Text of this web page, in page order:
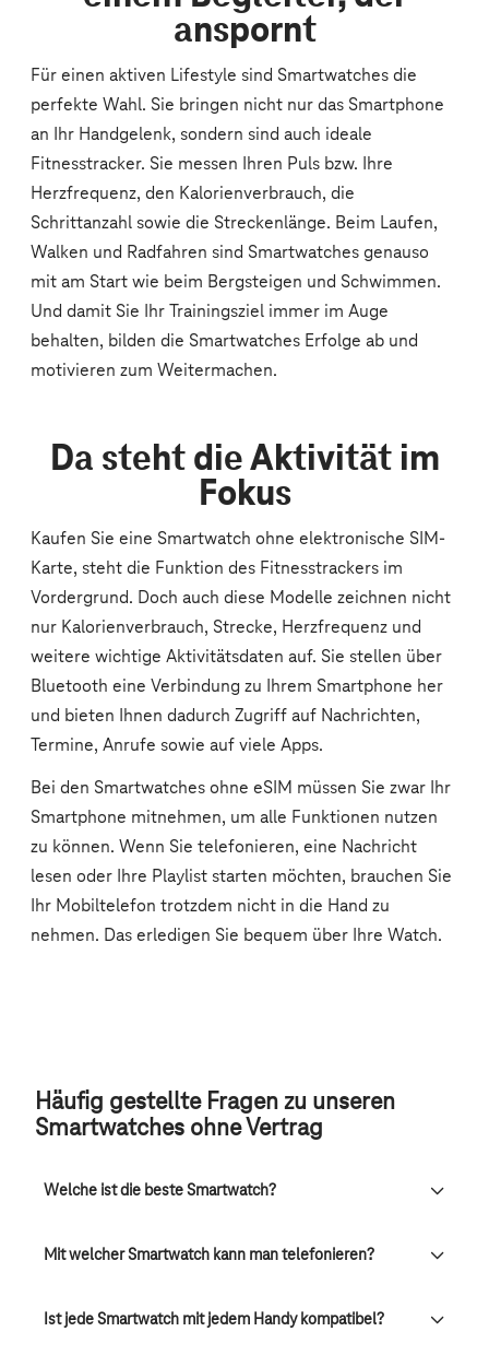
Häufig gestellte Fragen zu unseren
Smartwatches ohne Vertrag
Welche ist die beste Smartwatch?
Mit welcher Smartwatch kann man telefonieren?
Ist jede Smartwatch mit jedem Handy kompatibel?